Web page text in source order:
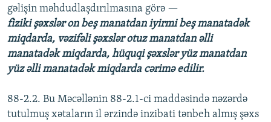
gəlişin məhdudlaşdırılmasına görə —
fiziki şəxslər on beş manatdan iyirmi beş manatadək
miqdarda, vəzifəli şəxslər otuz manatdan əlli
manatadək miqdarda, hüquqi şəxslər yüz manatdan
yüz əlli manatadək miqdarda cərimə edilir.
88-2.2. Bu Məcəllənin 88-2.1-ci maddəsində nəzərdə
tutulmuş xətaların il ərzində inzibati tənbeh almış şəxs